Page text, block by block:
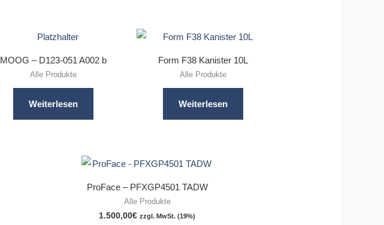
MOOG – D123-051 A002 b
Alle Produkte
Weiterlesen
Form F38 Kanister 10L
Alle Produkte
Weiterlesen
ProFace – PFXGP4501 TADW
Alle Produkte
1.500,00€ zzgl. MwSt. (19%)